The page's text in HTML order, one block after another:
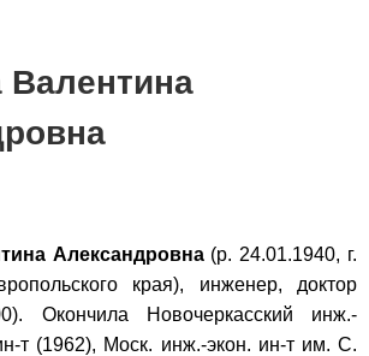
Валентина
Александровна(р. 24.01.1940, г.
края), инженер, доктор
Окончила Новочеркасский инж.-
т (1962), Моск. инж.-экон. ин-т им. С.